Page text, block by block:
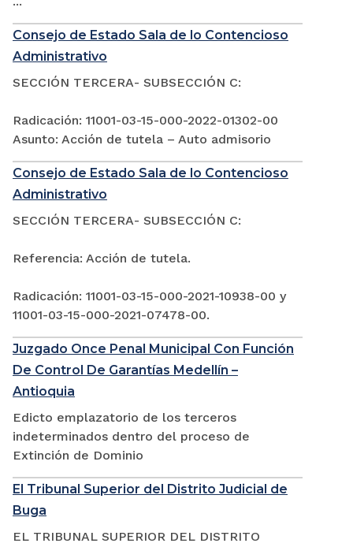
Consejo de Estado Sala de lo Contencioso
Administrativo
SECCIÓN TERCERA- SUBSECCIÓN C:
Radicación: 11001-03-15-000-2022-01302-00
Asunto: Acción de tutela – Auto admisorio
Consejo de Estado Sala de lo Contencioso
Administrativo
SECCIÓN TERCERA- SUBSECCIÓN C:
Referencia: Acción de tutela.
Radicación: 11001-03-15-000-2021-10938-00 y
11001-03-15-000-2021-07478-00.
Juzgado Once Penal Municipal Con Función
De Control De Garantías Medellín –
Antioquia
Edicto emplazatorio de los terceros
indeterminados dentro del proceso de
Extinción de Dominio
El Tribunal Superior del Distrito Judicial de
Buga
EL TRIBUNAL SUPERIOR DEL DISTRITO